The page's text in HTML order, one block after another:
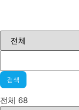
검색
전체 68